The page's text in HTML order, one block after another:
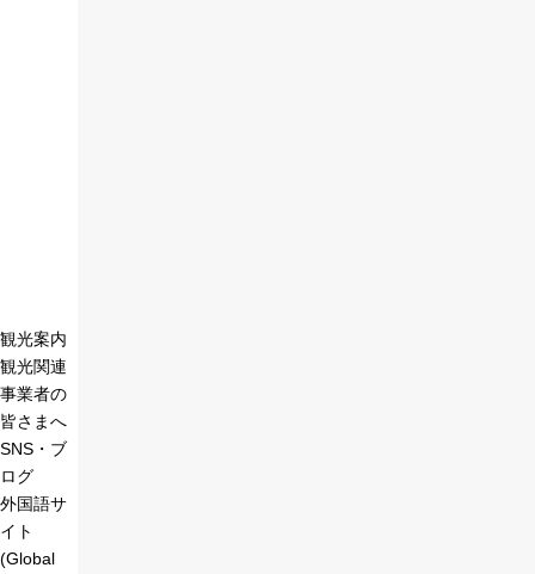
観光案内
観光関連
事業者の
皆さまへ
SNS・ブ
ログ
外国語サ
イト
(Global